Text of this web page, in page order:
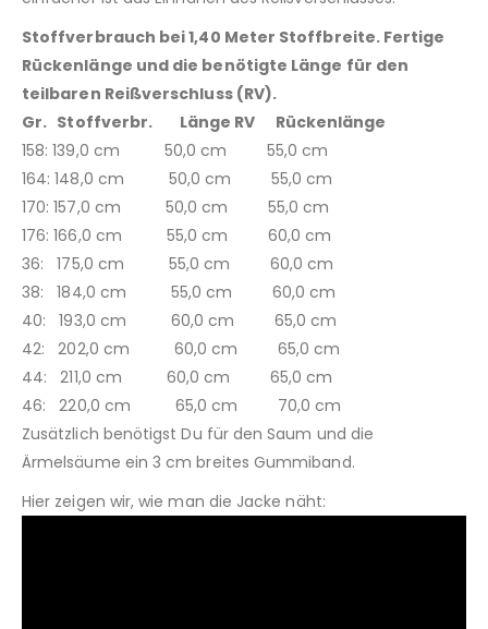
Stoffverbrauch bei 1,40 Meter Stoffbreite. Fertige
Rückenlänge und die benötigte Länge für den
teilbaren Reißverschluss (RV).
Gr. Stoffverbr. Länge RV Rückenlänge
158: 139,0 cm 50,0 cm 55,0 cm
164: 148,0 cm 50,0 cm 55,0 cm
170: 157,0 cm 50,0 cm 55,0 cm
176: 166,0 cm 55,0 cm 60,0 cm
36: 175,0 cm 55,0 cm 60,0 cm
38: 184,0 cm 55,0 cm 60,0 cm
40: 193,0 cm 60,0 cm 65,0 cm
42: 202,0 cm 60,0 cm 65,0 cm
44: 211,0 cm 60,0 cm 65,0 cm
46: 220,0 cm 65,0 cm 70,0 cm
Zusätzlich benötigst Du für den Saum und die
Ärmelsäume ein 3 cm breites Gummiband.
Hier zeigen wir, wie man die Jacke näht: